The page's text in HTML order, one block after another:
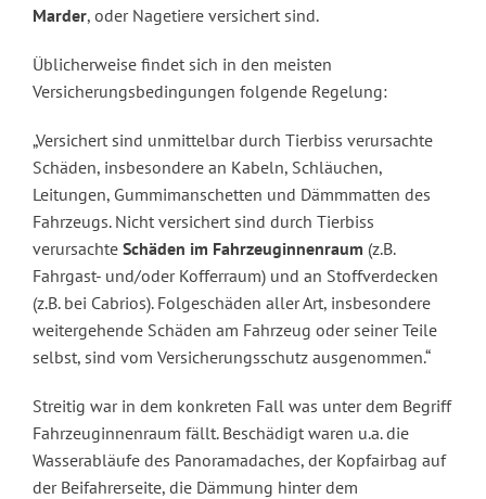
Marder, oder Nagetiere versichert sind.
Üblicherweise findet sich in den meisten
Versicherungsbedingungen folgende Regelung:
„Versichert sind unmittelbar durch Tierbiss verursachte
Schäden, insbesondere an Kabeln, Schläuchen,
Leitungen, Gummimanschetten und Dämmmatten des
Fahrzeugs. Nicht versichert sind durch Tierbiss
verursachte Schäden im Fahrzeuginnenraum (z.B.
Fahrgast- und/oder Kofferraum) und an Stoffverdecken
(z.B. bei Cabrios). Folgeschäden aller Art, insbesondere
weitergehende Schäden am Fahrzeug oder seiner Teile
selbst, sind vom Versicherungsschutz ausgenommen.“
Streitig war in dem konkreten Fall was unter dem Begriff
Fahrzeuginnenraum fällt. Beschädigt waren u.a. die
Wasserabläufe des Panoramadaches, der Kopfairbag auf
der Beifahrerseite, die Dämmung hinter dem